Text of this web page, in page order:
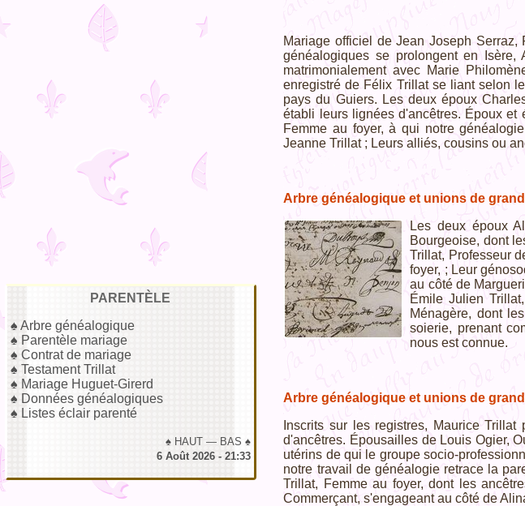
PARENTÈLE
♠ Arbre généalogique
♠ Parentèle mariage
♠ Contrat de mariage
♠ Testament Trillat
♠ Mariage Huguet-Girerd
♠ Données généalogiques
♠ Listes éclair parenté
♠ HAUT— BAS ♠
6 Août 2026 - 21:33
Mariage officiel de Jean Joseph
généalogiques se prolongent en
matrimonialement avec Marie
enregistré de Félix Trillat se liant selon
pays du Guiers. Les deux époux
établi leurs lignées d'ancêtres. Époux et
Femme au foyer, à qui notre
Jeanne Trillat ; Leurs alliés, cousins ou
Arbre généalogique et unions de
Les deux époux
Bourgeoise, dont
Trillat, Professeur
foyer, ; Leur
au côté de
Émile Julien
Ménagère, dont
soierie, prenant
nous est connue.
Arbre généalogique et unions de
Inscrits sur les registres, Maurice
d'ancêtres. Épousailles de Louis Ogier,
utérins de qui le groupe socio-
notre travail de généalogie retrace la
Trillat, Femme au foyer, dont les
Commerçant, s'engageant au côté de